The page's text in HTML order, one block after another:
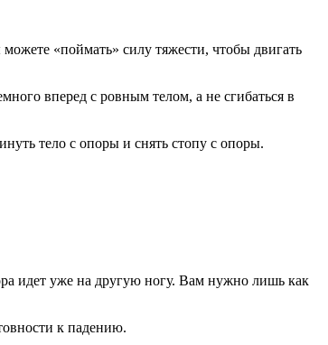
«поймать» силу тяжести, чтобы двигать
вперед с ровным телом, а не сгибаться в
тело с опоры и снять стопу с опоры.
идет уже на другую ногу. Вам нужно лишь как
к падению.